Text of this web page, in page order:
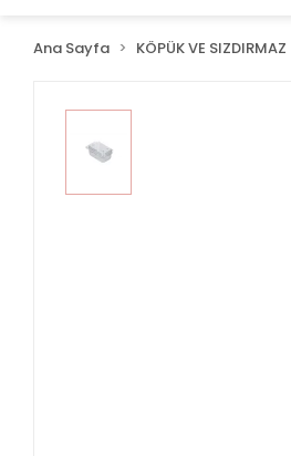
Ana Sayfa KÖPÜK VE SIZDIRMAZ